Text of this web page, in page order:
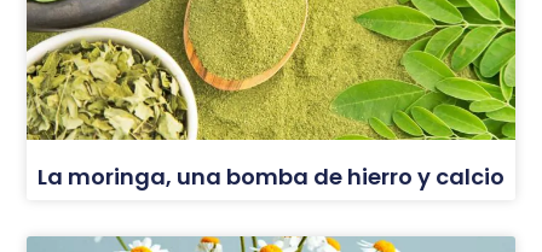
La moringa, una bomba de hierro y calcio